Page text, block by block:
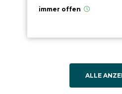
immer offen
ALLE